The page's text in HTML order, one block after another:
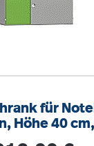
für
Höhe 40